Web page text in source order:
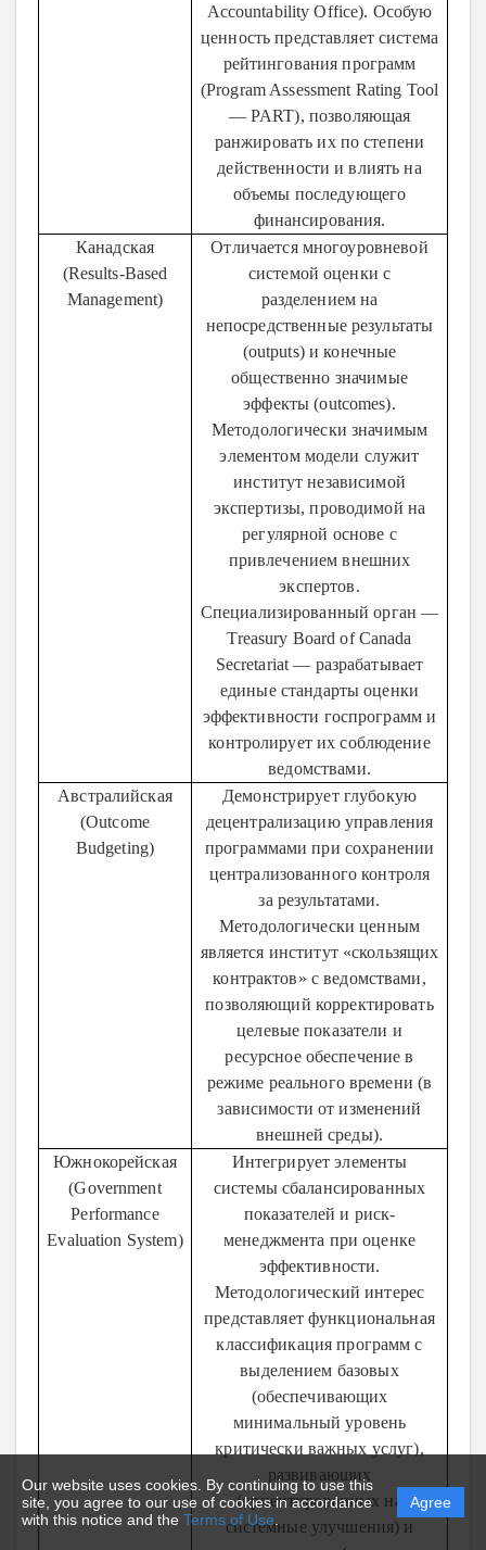
Our website uses cookies. By continuing to use this
site, you agree to our use of cookies in accordance
with this notice and the Terms of Use
Agree
Accountability Office). Особую
ценность представляет система
рейтингования программ
(Program Assessment Rating Tool
— PART), позволяющая
ранжировать их по степени
действенности и влиять на
объемы последующего
финансирования.
Канадская
(Results-Based
Management)
Отличается многоуровневой
системой оценки с
разделением на
непосредственные результаты
(outputs) и конечные
общественно значимые
эффекты (outcomes).
Методологически значимым
элементом модели служит
институт независимой
экспертизы, проводимой на
регулярной основе с
привлечением внешних
экспертов.
Специализированный орган —
Treasury Board of Canada
Secretariat — разрабатывает
единые стандарты оценки
эффективности госпрограмм и
контролирует их соблюдение
ведомствами.
Австралийская
(Outcome
Budgeting)
Демонстрирует глубокую
децентрализацию управления
программами при сохранении
централизованного контроля
за результатами.
Методологически ценным
является институт «скользящих
контрактов» с ведомствами,
позволяющий корректировать
целевые показатели и
ресурсное обеспечение в
режиме реального времени (в
зависимости от изменений
внешней среды).
Южнокорейская
(Government
Performance
Evaluation System)
Интегрирует элементы
системы сбалансированных
показателей и риск-
менеджмента при оценке
эффективности.
Методологический интерес
представляет функциональная
классификация программ с
выделением базовых
(обеспечивающих
минимальный уровень
критически важных услуг),
развивающих
(ориентированных на
системные улучшения) и